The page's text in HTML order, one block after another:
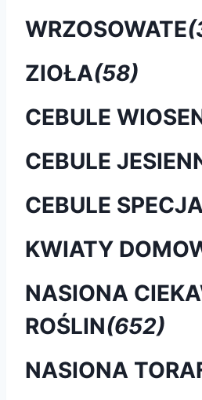
WRZOSOWATE
ZIOŁA(58)
CEBULE
CEBULE
CEBULE
KWIATY
NASIONA
ROŚLIN(652)
NASIONA